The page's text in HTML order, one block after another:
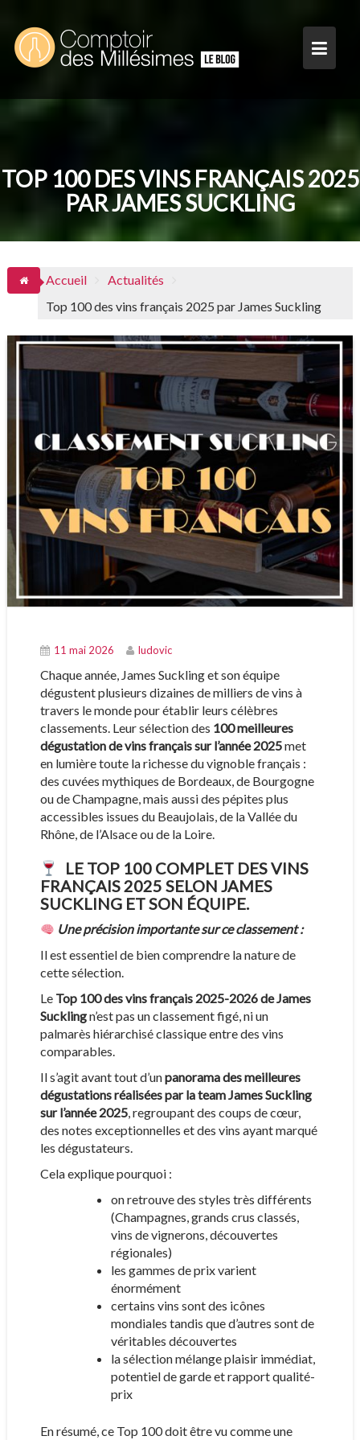
content
TOP 100 DES VINS FRANÇAIS 2025
PAR JAMES SUCKLING
Accueil
Actualités
Top 100 des vins français 2025 par James Suckling
11 mai 2026 ludovic
Chaque année, James Sucklinget son équipe
dégustent plusieurs dizaines de milliers de vins à
travers le monde pour établir leurs célèbres
classements. Leur sélection des 100 meilleures
dégustation de vins français sur l’année 2025met
en lumière toute la richesse du vignoble français :
des cuvées mythiques de Bordeaux, de Bourgogne
ou de Champagne, mais aussi des pépites plus
accessibles issues du Beaujolais, de la Vallée du
Rhône, de l’Alsace ou de la Loire.
LE TOP 100 COMPLET DES VINS
FRANÇAIS 2025 SELON JAMES
SUCKLING ET SON ÉQUIPE.
Une précision importante sur ce classement :
Il est essentiel de bien comprendre la nature de
cette sélection.
Le Top 100 des vins français 2025-2026 de James
Sucklingn’est pas un classement figé, ni un
palmarès hiérarchisé classique entre des vins
comparables.
Il s’agit avant tout d’unpanorama des meilleures
dégustations réalisées par la team James Suckling
sur l’année 2025, regroupant des coups de cœur,
des notes exceptionnelles et des vins ayant marqué
les dégustateurs.
Cela explique pourquoi :
on retrouve des styles très différents
(Champagnes, grands crus classés,
vins de vignerons, découvertes
régionales)
les gammes de prix varient
énormément
certains vins sont des icônes
mondiales tandis que d’autres sont de
véritables découvertes
la sélection mélange plaisir immédiat,
potentiel de garde et rapport qualité-
prix
En résumé, ce Top 100 doit être vu comme une